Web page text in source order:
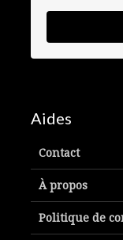
Aides
Contact
À propos
Politique de